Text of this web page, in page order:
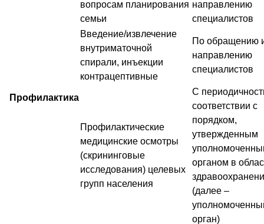
Профилактика
вопросам планирования
семьи
направлению
специалистов
Введение/извлечение
внутриматочной
спирали, инъекции
контрацептивные
По обращению
направлению
специалистов
Профилактические
медицинские осмотры
(скрининговые
исследования) целевых
групп населения
С
соответствии с
порядком,
утвержденным
органом в
(далее –
орган)